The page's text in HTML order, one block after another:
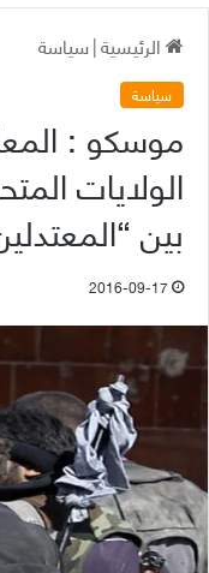
الرئيسية|سياسة
سياسة
موسكو :
الولايات
بين
2016-09-17